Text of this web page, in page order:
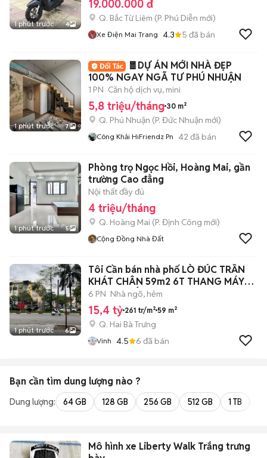
1 phút trước 4
19.000.000 đ
Q. Bắc Từ Liêm (P. Phú Diễn mới)
Xe Điện Mai Trang 4.3 5 đã bán
1 phút trước 7
🧧DỰ ÁN MỚI NHÀ ĐẸP
100% NGAY NGÃ TƯ PHÚ NHUẬN
1 PN Căn hộ dịch vụ, mini
5,8 triệu/tháng 30 m²
Q. Phú Nhuận (P. Đức Nhuận mới)
Công Khải HiFriendz Pn 42 đã bán
1 phút trước 5
Phòng trọ Ngọc Hồi, Hoàng Mai, gần
trường Cao đẳng
Nội thất đầy đủ
4 triệu/tháng
Q. Hoàng Mai (P. Định Công mới)
Cộng Đồng Nhà Đất
1 phút trước 6
Tôi Cần bán nhà phố LÒ ĐÚC TRẦN
KHÁT CHÂN 59m2 6T THANG MÁY
5M RA PHỐ
6 PN Nhà ngõ, hẻm
15,4 tỷ 261 tr/m² 59 m²
Q. Hai Bà Trưng
Vinh 4.5 6 đã bán
Bạn cần tìm dung lượng nào ?
Dung lượng: 64 GB 128 GB 256 GB 512 GB 1 TB
Mô hình xe Liberty Walk Trắng trưng